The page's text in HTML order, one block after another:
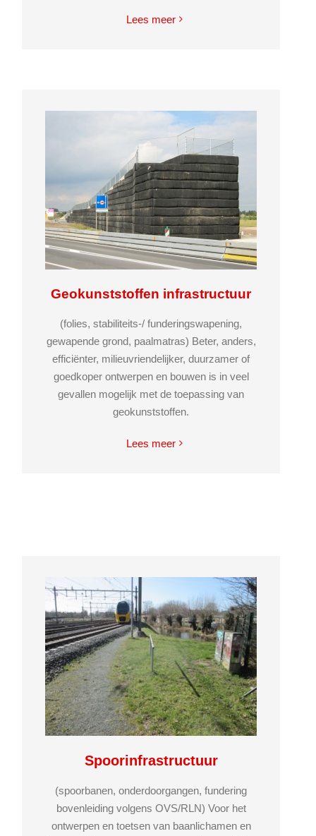
Lees meer
Geokunststoffen infrastructuur
(folies, stabiliteits-/ funderingswapening,
gewapende grond, paalmatras) Beter, anders,
efficiënter, milieuvriendelijker, duurzamer of
goedkoper ontwerpen en bouwen is in veel
gevallen mogelijk met de toepassing van
geokunststoffen.
Lees meer
Spoorinfrastructuur
(spoorbanen, onderdoorgangen, fundering
bovenleiding volgens OVS/RLN) Voor het
ontwerpen en toetsen van baanlichamen en